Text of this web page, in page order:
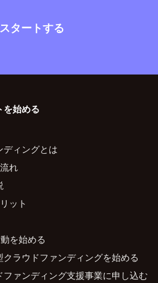
タートする
を始める
ディングとは
れ
ット
を始める
ラウドファンディングを始める
ァンディング支援事業に申し込む